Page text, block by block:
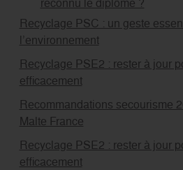
Recyclage PSC : un geste
l’environnement
Recyclage PSE2 : rester à jour
efficacement
Recommandations secourisme
Malte France
Recyclage PSE2 : rester à jour
efficacement